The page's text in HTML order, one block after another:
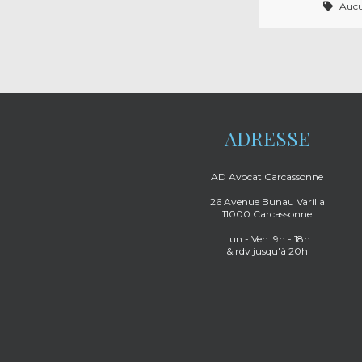
ADRESSE
AD Avocat Carcassonne
26 Avenue Bunau Varilla
11000 Carcassonne
Lun - Ven: 9h - 18h
& rdv jusqu'à 20h